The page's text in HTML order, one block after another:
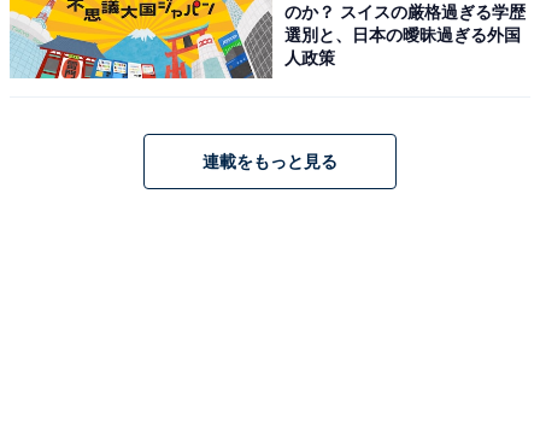
のか？ スイスの厳格過ぎる学歴
選別と、日本の曖昧過ぎる外国
人政策
連載をもっと見る